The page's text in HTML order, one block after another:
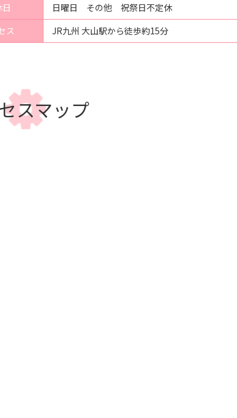
日曜日 その他 祝祭日不定休
ス
JR九州 大山駅から徒歩約15分
スマップ